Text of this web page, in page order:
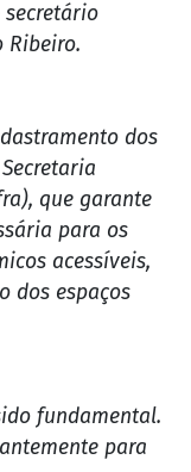
secretário
Ribeiro.
dos
que garante
para os
acessíveis,
dos espaços
fundamental.
para